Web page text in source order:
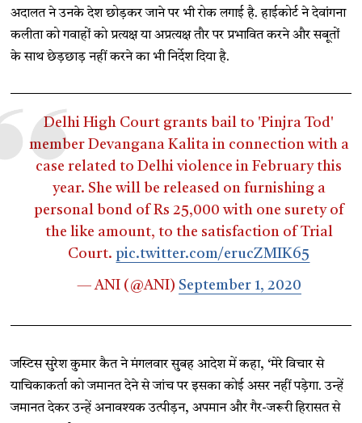
अदालत ने उनके देश छोड़कर जाने पर भी रोक लगाई है. हाईकोर्ट ने देवांगना
कलीता को गवाहों को प्रत्यक्ष या अप्रत्यक्ष तौर पर प्रभावित करने और सबूतों
के साथ छेड़छाड़ नहीं करने का भी निर्देश दिया है.
Delhi High Court grants bail to 'Pinjra Tod'
member Devangana Kalita in connection with a
case related to Delhi violence in February this
year. She will be released on furnishing a
personal bond of Rs 25,000 with one surety of
the like amount, to the satisfaction of Trial
Court.pic.twitter.com/erucZMIK65
— ANI (@ANI) September 1, 2020
जस्टिस सुरेश कुमार कैत ने मंगलवार सुबह आदेश में कहा, ‘मेरे विचार से
याचिकाकर्ता को जमानत देने से जांच पर इसका कोई असर नहीं पड़ेगा. उन्हें
जमानत देकर उन्हें अनावश्यक उत्पीड़न, अपमान और गैर-जरूरी हिरासत से